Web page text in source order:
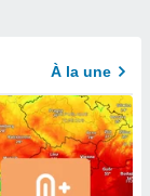
À la une